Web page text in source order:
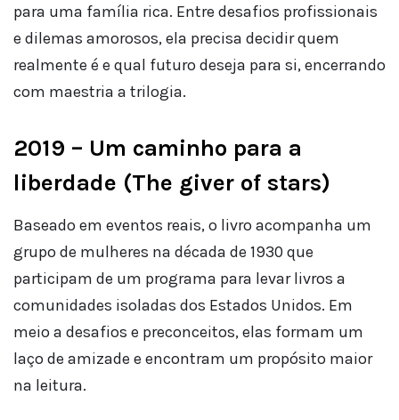
para uma família rica. Entre desafios profissionais
e dilemas amorosos, ela precisa decidir quem
realmente é e qual futuro deseja para si, encerrando
com maestria a trilogia.
2019 – Um caminho para a
liberdade (The giver of stars)
Baseado em eventos reais, o livro acompanha um
grupo de mulheres na década de 1930 que
participam de um programa para levar livros a
comunidades isoladas dos Estados Unidos. Em
meio a desafios e preconceitos, elas formam um
laço de amizade e encontram um propósito maior
na leitura.